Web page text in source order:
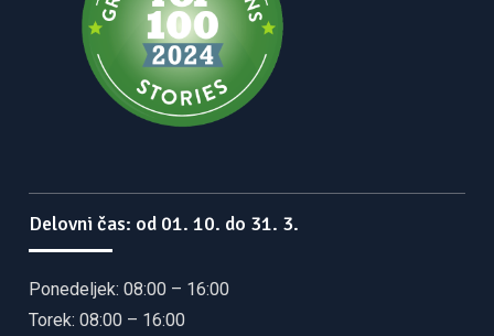
Delovni čas: od 01. 10. do 31. 3.
Ponedeljek: 08:00 – 16:00
Torek: 08:00 – 16:00